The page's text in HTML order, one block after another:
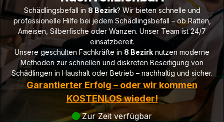
Schädlingsbefall in 8 Bezirk? Wir bieten schnelle und
professionelle Hilfe bei jedem Schädlingsbefall – ob Ratten,
Ameisen, Silberfische oder Wanzen. Unser Team ist 24/7
einsatzbereit.
Unsere geschulten Fachkräfte in 8 Bezirk nutzen moderne
Methoden zur schnellen und diskreten Beseitigung von
Schädlingen in Haushalt oder Betrieb – nachhaltig und sicher.
Garantierter Erfolg – oder wir kommen
KOSTENLOS wieder!
Zur Zeit verfügbar